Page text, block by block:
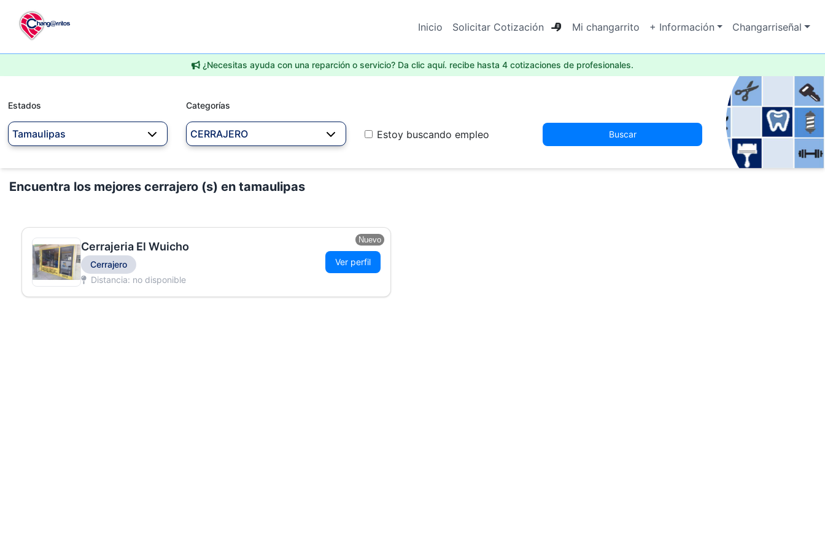
Inicio Solicitar Cotización Mi changarrito + Información Changarriseñal
¿Necesitas ayuda con una reparción o servicio? Da clic aquí. recibe hasta 4 cotizaciones de profesionales.
Estados
Tamaulipas
Categorías
CERRAJERO Estoy buscando empleo Buscar
Encuentra los mejores cerrajero (s) en tamaulipas
Nuevo
Cerrajeria El Wuicho
Cerrajero
Distancia: no disponible
Ver perfil